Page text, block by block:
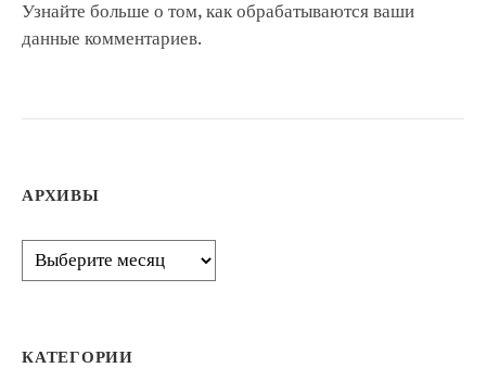
Узнайте больше о том, как обрабатываются ваши
данные комментариев.
АРХИВЫ
Архивы
КАТЕГОРИИ